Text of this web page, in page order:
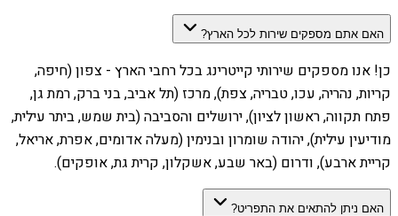
האם אתם מספקים שירות לכל הארץ?
כן! אנו מספקים שירותי קייטרינג בכל רחבי הארץ - צפון (חיפה,
קריות, נהריה, עכו, טבריה, צפת), מרכז (תל אביב, בני ברק, רמת גן,
פתח תקווה, ראשון לציון), ירושלים והסביבה (בית שמש, ביתר עילית,
מודיעין עילית), יהודה שומרון ובנימין (מעלה אדומים, אפרת, אריאל,
קריית ארבע), ודרום (באר שבע, אשקלון, קרית גת, אופקים).
האם ניתן להתאים את התפריט?